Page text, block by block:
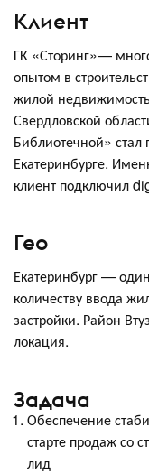
Клиент
ГК «Сторинг»—
опытом в
жилой
Свердловской
Библиотечной»
Екатеринбурге.
клиент подключил
Гео
Екатеринбург —
количеству ввода
застройки. Район
локация.
Задача
Обеспечение
старте продаж со
лид